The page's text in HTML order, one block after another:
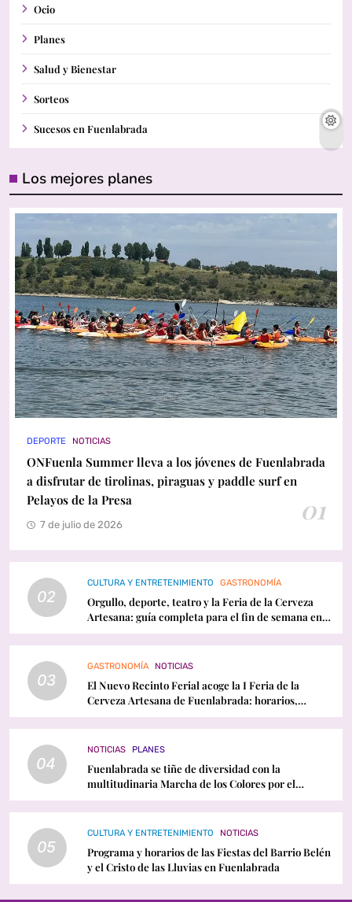
Ocio
Planes
Salud y Bienestar
Sorteos
Sucesos en Fuenlabrada
Los mejores planes
DEPORTE NOTICIAS
ONFuenla Summer lleva a los jóvenes de Fuenlabrada
a disfrutar de tirolinas, piraguas y paddle surf en
Pelayos de la Presa
01
7 de julio de 2026
02
CULTURA Y ENTRETENIMIENTO GASTRONOMÍA
Orgullo, deporte, teatro y la Feria de la Cerveza
Artesana: guía completa para el fin de semana en
Fuenlabrada
03
GASTRONOMÍA NOTICIAS
El Nuevo Recinto Ferial acoge la I Feria de la
Cerveza Artesana de Fuenlabrada: horarios,
conciertos y programación
04
NOTICIAS PLANES
Fuenlabrada se tiñe de diversidad con la
multitudinaria Marcha de los Colores por el
Orgullo LGTBI
05
CULTURA Y ENTRETENIMIENTO NOTICIAS
Programa y horarios de las Fiestas del Barrio Belén
y el Cristo de las Lluvias en Fuenlabrada